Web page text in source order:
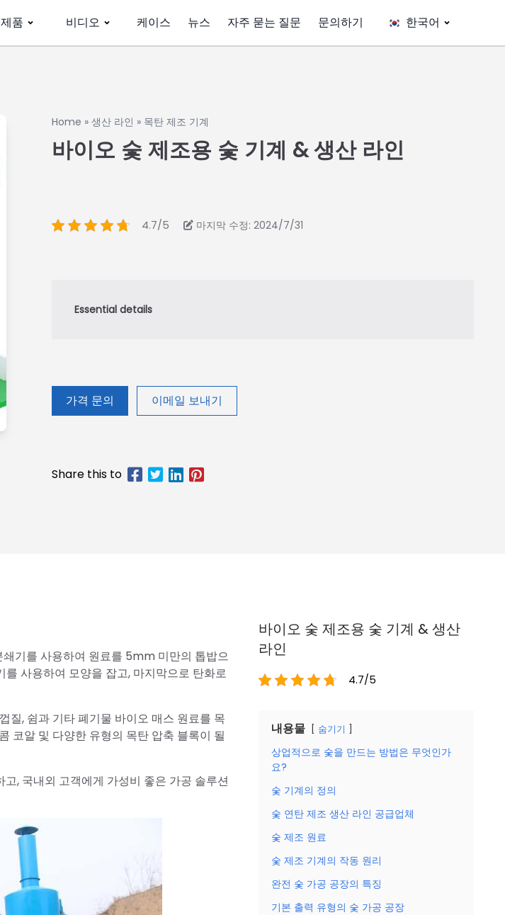
제품 비디오 케이스 뉴스 자주 묻는 질문 문의하기 한국어
Home » 생산 라인 » 목탄 제조 기계
바이오 숯 제조용 숯 기계 & 생산 라인
4.7/5 마지막 수정: 2024/7/31
가격 문의 이메일 보내기
쇄기를 사용하여 원료를 5mm 미만의 톱밥으
사용하여 모양을 잡고, 마지막으로 탄화로
질, 쉼과 기타 폐기물 바이오 매스 원료를 목
코알 및 다양한 유형의 목탄 압축 블록이 될
, 국내외 고객에게 가성비 좋은 가공 솔루션
바이오 숯 제조용 숯 기계 & 생산
라인
4.7/5
내용물 숨기기
상업적으로 숯을 만드는 방법은 무엇인가
요?
숯 기계의 정의
숯 연탄 제조 생산 라인 공급업체
숯 제조 원료
숯 제조 기계의 작동 원리
완전 숯 가공 공장의 특징
기본 출력 유형의 숯 가공 공장